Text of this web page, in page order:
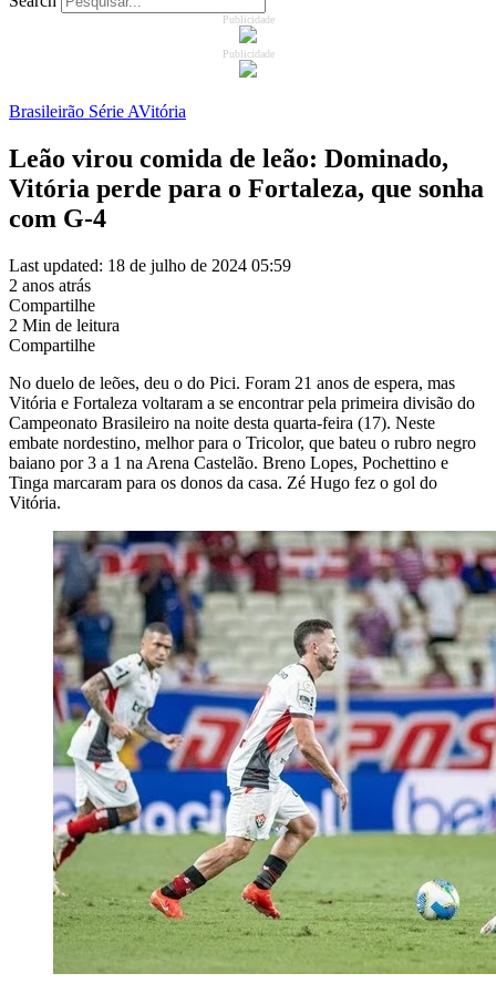
Publicidade
Publicidade
Brasileirão Série AVitória
Leão virou comida de leão: Dominado,
Vitória perde para o Fortaleza, que sonha
com G-4
Last updated: 18 de julho de 2024 05:59
2 anos atrás
Compartilhe
2 Min de leitura
Compartilhe
No duelo de leões, deu o do Pici. Foram 21 anos de espera, mas
Vitória e Fortaleza voltaram a se encontrar pela primeira divisão do
Campeonato Brasileiro na noite desta quarta-feira (17). Neste
embate nordestino, melhor para o Tricolor, que bateu o rubro negro
baiano por 3 a 1 na Arena Castelão. Breno Lopes, Pochettino e
Tinga marcaram para os donos da casa. Zé Hugo fez o gol do
Vitória.